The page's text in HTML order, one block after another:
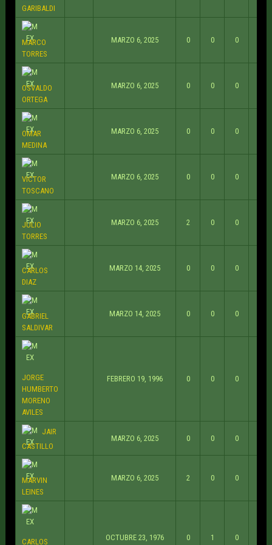
GARIBALDI
MARCO
TORRES
MARZO 6, 2025 0 0 0
OSVALDO
ORTEGA
MARZO 6, 2025 0 0 0
OMAR
MEDINA
MARZO 6, 2025 0 0 0
VICTOR
TOSCANO
MARZO 6, 2025 0 0 0
JULIO
TORRES
MARZO 6, 2025 2 0 0
CARLOS
DIAZ
MARZO 14, 2025 0 0 0
GABRIEL
SALDIVAR
MARZO 14, 2025 0 0 0
JORGE
HUMBERTO
MORENO
AVILES
FEBRERO 19, 1996 0 0 0
JAIR
CASTILLO
MARZO 6, 2025 0 0 0
MARVIN
LEINES
MARZO 6, 2025 2 0 0
CARLOS OCTUBRE 23, 1976 0 1 0